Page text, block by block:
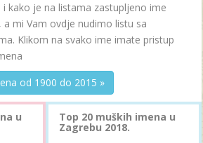
kako je na listama zastupljeno ime
mi Vam ovdje nudimo listu sa
Klikom na svako ime imate pristup
od 1900 do 2015 »
u Top 20 muških imena u
Zagrebu 2018.